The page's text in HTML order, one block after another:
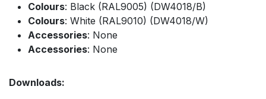
Colours: Black (RAL9005) (DW4018/B)
Colours: White (RAL9010) (DW4018/W)
Accessories: None
Accessories: None
Downloads: